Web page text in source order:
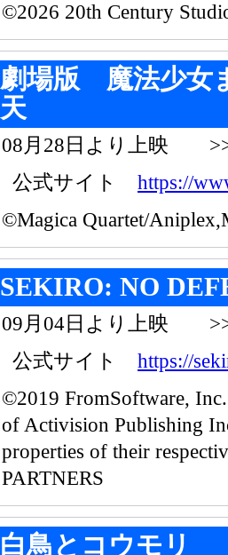
©2026 20th Century
劇場版 魔法少女
天
08月28日より上映
公式サイト https://
©Magica Quartet/
SEKIRO: NO
09月04日より上映
公式サイト https://
©2019 FromSoftware,
of Activision Publishing
properties of their
PARTNERS
白鳥とコウモリ